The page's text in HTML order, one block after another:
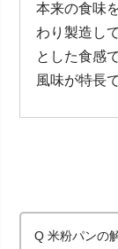
本来の食味
わり製造し
とした食感
風味が特長
米粉パンの